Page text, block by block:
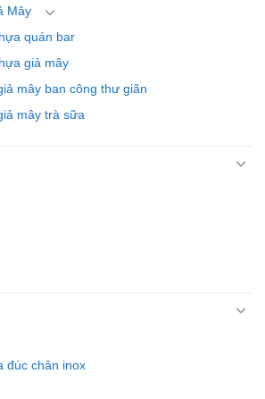
Mây
quán bar
giả mây
mây ban công thư giãn
mây trà sữa
đúc chân inox